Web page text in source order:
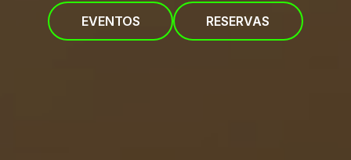
EVENTOS
RESERVAS